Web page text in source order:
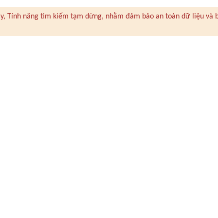
Tính năng tìm kiếm tạm dừng, nhằm đảm bảo an toàn dữ liệu và